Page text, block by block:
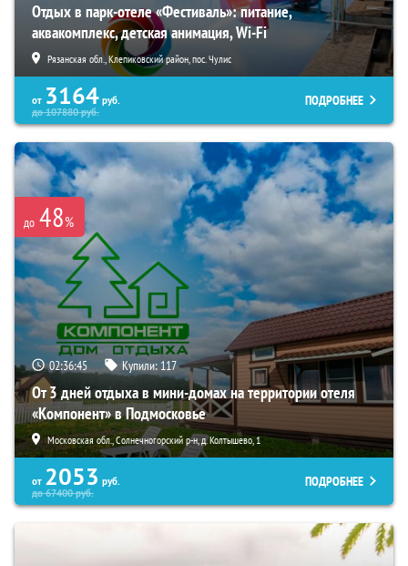
Отдых в парк-отеле «Фестиваль»: питание,
аквакомплекс, детская анимация, Wi-Fi
Рязанская обл., Клепиковский район, пос. Чулис
от 3164 руб.
до107880руб.
ПОДРОБНЕЕ
до 48%
02:36:44 Купили: 117
От 3 дней отдыха в мини-домах на территории отеля
«Компонент» в Подмосковье
Московская обл., Солнечногорский р-н, д. Колтышево, 1
от 2053 руб.
до67400руб.
ПОДРОБНЕЕ